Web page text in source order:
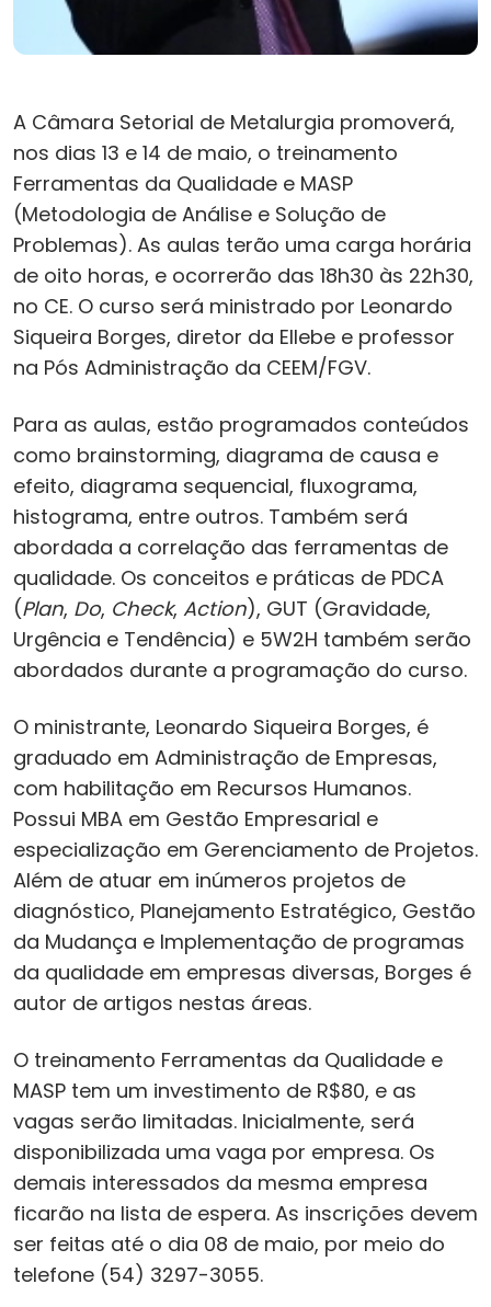
A Câmara Setorial de Metalurgia promoverá,
nos dias 13 e 14 de maio, o treinamento
Ferramentas da Qualidade e MASP
(Metodologia de Análise e Solução de
Problemas). As aulas terão uma carga horária
de oito horas, e ocorrerão das 18h30 às 22h30,
no CE. O curso será ministrado por Leonardo
Siqueira Borges, diretor da Ellebe e professor
na Pós Administração da CEEM/FGV.
Para as aulas, estão programados conteúdos
como brainstorming, diagrama de causa e
efeito, diagrama sequencial, fluxograma,
histograma, entre outros. Também será
abordada a correlação das ferramentas de
qualidade. Os conceitos e práticas de PDCA
(Plan, Do, Check, Action), GUT (Gravidade,
Urgência e Tendência) e 5W2H também serão
abordados durante a programação do curso.
O ministrante, Leonardo Siqueira Borges, é
graduado em Administração de Empresas,
com habilitação em Recursos Humanos.
Possui MBA em Gestão Empresarial e
especialização em Gerenciamento de Projetos.
Além de atuar em inúmeros projetos de
diagnóstico, Planejamento Estratégico, Gestão
da Mudança e Implementação de programas
da qualidade em empresas diversas, Borges é
autor de artigos nestas áreas.
O treinamento Ferramentas da Qualidade e
MASP tem um investimento de R$80, e as
vagas serão limitadas. Inicialmente, será
disponibilizada uma vaga por empresa. Os
demais interessados da mesma empresa
ficarão na lista de espera. As inscrições devem
ser feitas até o dia 08 de maio, por meio do
telefone (54) 3297-3055.